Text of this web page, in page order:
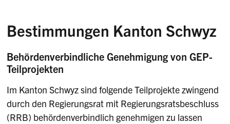
Bestimmungen Kanton Schwyz
Behördenverbindliche Genehmigung von GEP-
Teilprojekten
Im Kanton Schwyz sind folgende Teilprojekte zwingend
durch den Regierungsrat mit Regierungsratsbeschluss
(RRB) behördenverbindlich genehmigen zu lassen